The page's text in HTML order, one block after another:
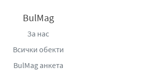
BulMag
За нас
Всички обекти
BulMag анкета